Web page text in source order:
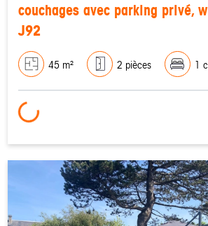
couchages avec parking privé,
J92
45 m² 2 pièces 1
Loading...